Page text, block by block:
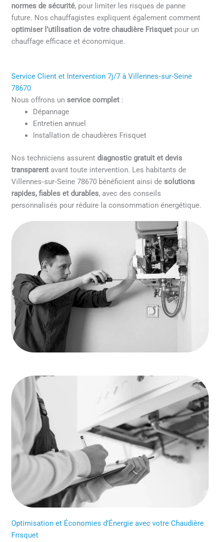
normes de sécurité, pour limiter les risques de panne
future. Nos chauffagistes expliquent également comment
optimiser l’utilisation de votre chaudière Frisquet pour un
chauffage efficace et économique.
Service Client et Intervention 7j/7 à Villennes‑sur‑Seine
78670
Nous offrons unservice complet :
Dépannage
Entretien annuel
Installation de chaudières Frisquet
Nos techniciens assurentdiagnostic gratuit et devis
transparent avant toute intervention. Les habitants de
Villennes‑sur‑Seine 78670 bénéficient ainsi desolutions
rapides, fiables et durables, avec des conseils
personnalisés pour réduire la consommation énergétique.
Optimisation et Économies d’Énergie avec votre Chaudière
Frisquet